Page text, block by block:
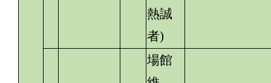
熱誠
者)
場館